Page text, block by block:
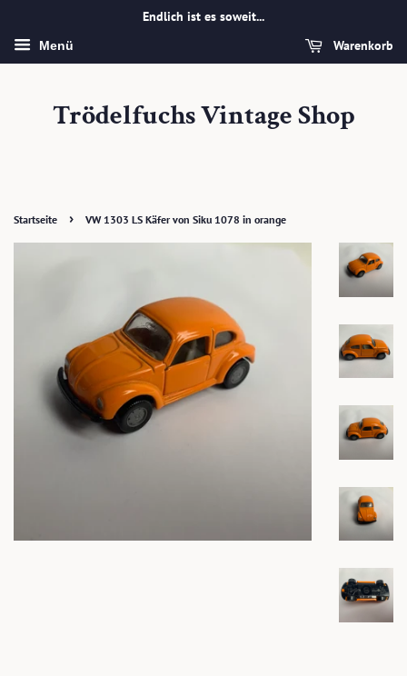
Endlich ist es soweit...
Menü Warenkorb
Trödelfuchs Vintage Shop
Startseite › VW 1303 LS Käfer von Siku 1078 in orange